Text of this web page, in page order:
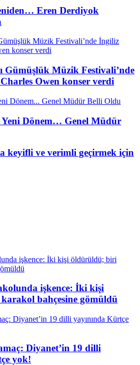
Eren Derdiyok
Gümüşlük Müzik Festivali’nde
Owen konser verdi
Yeni Dönem… Genel Müdür
keyifli ve verimli geçirmek için
işkence: İki kişi
bahçesine gömüldü
Diyanet’in 19 dilli
yok!